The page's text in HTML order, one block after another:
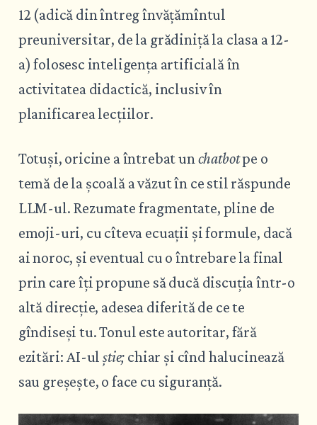
12 (adică din întreg învățămîntul
preuniversitar, de la grădiniță la clasa a 12-
a) folosesc inteligența artificială în
activitatea didactică, inclusiv în
planificarea lecțiilor.
Totuși, oricine a întrebat unchatbotpe o
temă de la școală a văzut în ce stil răspunde
LLM-ul. Rezumate fragmentate, pline de
emoji-uri, cu cîteva ecuații și formule, dacă
ai noroc, și eventual cu o întrebare la final
prin care îți propune să ducă discuția într-o
altă direcție, adesea diferită de ce te
gîndiseși tu. Tonul este autoritar, fără
ezitări: AI-ulștie; chiar și cînd halucinează
sau greșește, o face cu siguranță.